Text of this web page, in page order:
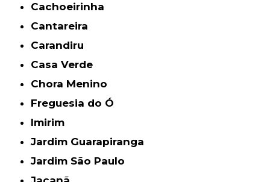
Cachoeirinha
Cantareira
Carandiru
Casa Verde
Chora Menino
Freguesia do Ó
Imirim
Jardim Guarapiranga
Jardim São Paulo